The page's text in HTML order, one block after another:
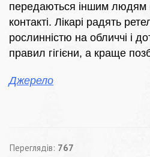
передаються іншим людям
контакті. Лікарі радять
рослинністю на обличчі і
правил гігієни, а краще
Джерело
Переглядів: 767